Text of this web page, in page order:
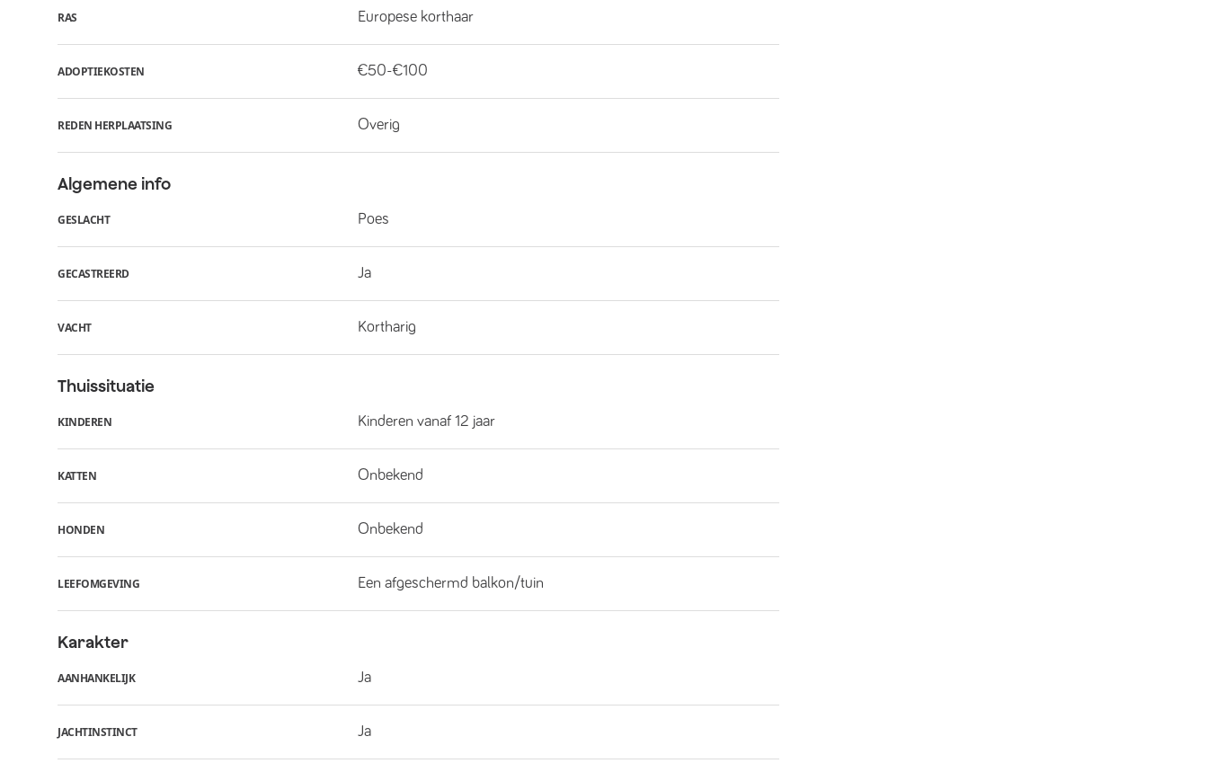
RAS Europese korthaar
ADOPTIEKOSTEN €50-€100
REDEN HERPLAATSING Overig
Algemene info
GESLACHT Poes
GECASTREERD Ja
VACHT Kortharig
Thuissituatie
KINDEREN Kinderen vanaf 12 jaar
KATTEN Onbekend
HONDEN Onbekend
LEEFOMGEVING Een afgeschermd balkon/tuin
Karakter
AANHANKELIJK Ja
JACHTINSTINCT Ja